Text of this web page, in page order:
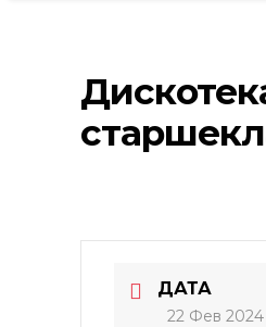
ДАТА
22 Фев 2024